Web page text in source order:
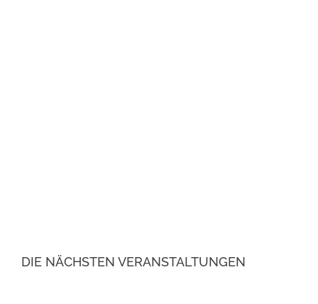
DIE NÄCHSTEN VERANSTALTUNGEN